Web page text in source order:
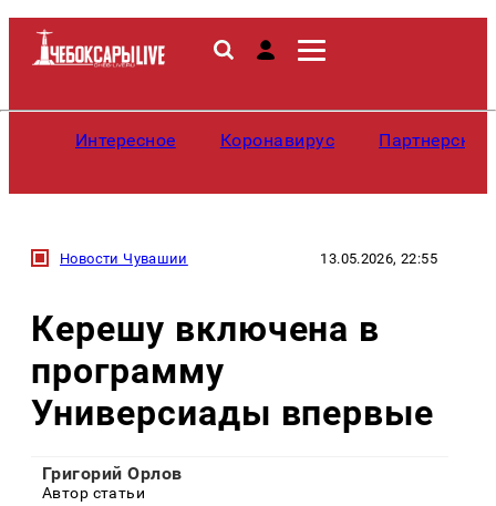
Интересное Коронавирус
Новости Чувашии 13.05.2026, 22:55
Керешу включена в
программу
Универсиады впервые
Григорий Орлов
Автор статьи